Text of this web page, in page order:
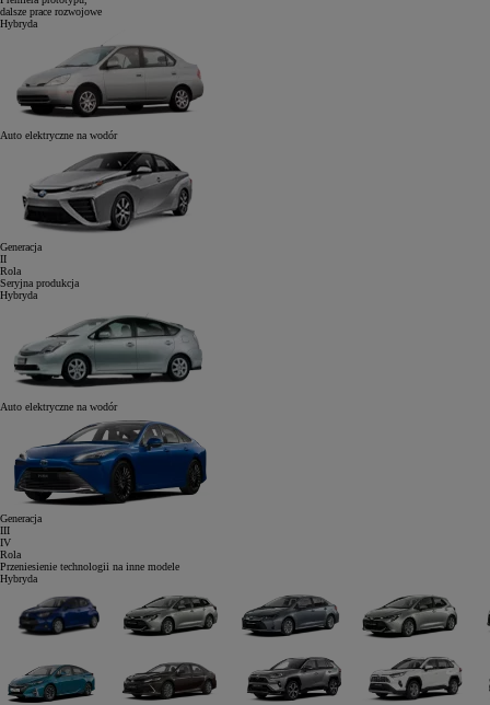
dalsze prace rozwojowe
Hybryda
Auto elektryczne na wodór
Generacja
II
Rola
Seryjna produkcja
Hybryda
Auto elektryczne na wodór
Generacja
III
IV
Rola
Przeniesienie technologii na inne modele
Hybryda